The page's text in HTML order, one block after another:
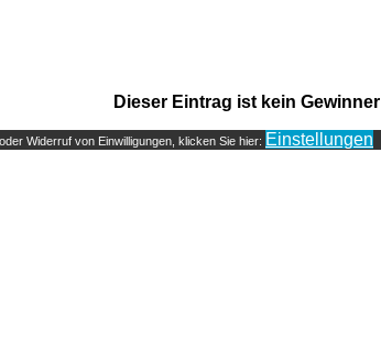
Dieser Eintrag ist kein Gewinner
Widerruf von Einwilligungen, klicken Sie hier: Einstellungen